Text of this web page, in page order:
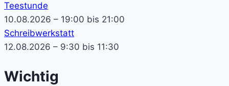
Teestunde
10.08.2026 – 19:00 bis 21:00
Schreibwerkstatt
12.08.2026 – 9:30 bis 11:30
Wichtig